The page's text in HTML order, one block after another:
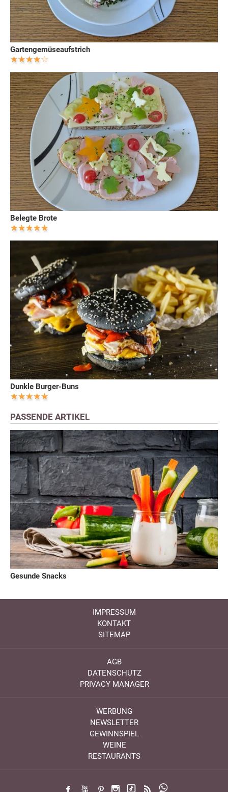
Gartengemüseaufstrich
Belegte Brote
Dunkle Burger-Buns
PASSENDE ARTIKEL
Gesunde Snacks
IMPRESSUM
KONTAKT
SITEMAP
AGB
DATENSCHUTZ
PRIVACY MANAGER
WERBUNG
NEWSLETTER
GEWINNSPIEL
WEINE
RESTAURANTS